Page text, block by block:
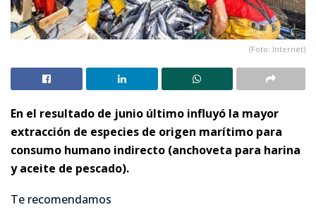
(Foto: Internet)
En el resultado de junio último influyó la mayor
extracción de especies de origen marítimo para
consumo humano indirecto (anchoveta para harina
y aceite de pescado).
Te recomendamos